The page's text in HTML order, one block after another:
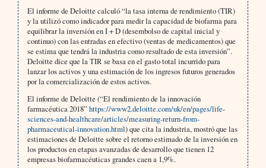
El informe de Deloitte calculó “la tasa interna de rendimiento (TIR)
y la utilizó como indicador para medir la capacidad de biofarma para
equilibrar la inversión en I + D (desembolso de capital inicial y
continuo) con las entradas en efectivo (ventas de medicamentos) que
se estima que tendrá la industria como resultado de esta inversión”.
Deloitte dice que la TIR se basa en el gasto total incurrido para
lanzar los activos y una estimación de los ingresos futuros generados
por la comercialización de estos activos.
El informe de Deloitte (“El rendimiento de la innovación
farmacéutica 2018” https://www2.deloitte.com/uk/en/pages/life-
sciences-and-healthcare/articles/measuring-return-from-
pharmaceutical-innovation.html) que cita la industria, mostró que las
estimaciones de Deloitte sobre el retorno estimado de la inversión en
los productos en etapas avanzadas de desarrollo que tienen 12
empresas biofarmacéuticas grandes caen a 1,9%.